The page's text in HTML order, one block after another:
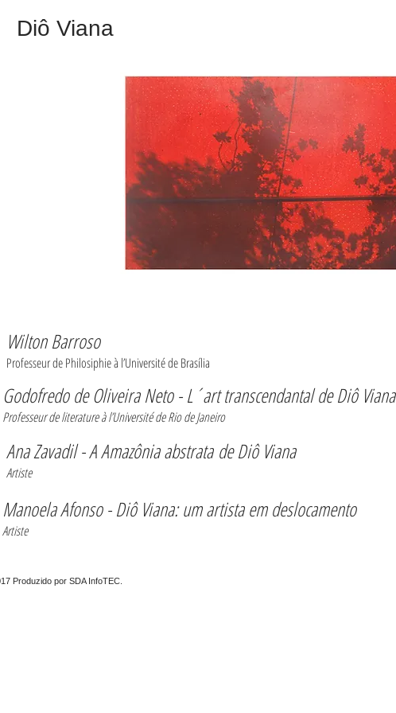
​Diô Viana
Wilton Barroso
Professeur de Philosiphie à l’Université de Brasília
Godofredo de Oliveira Neto - L´art transcendantal de Diô Viana
Professeur de literature àl’Université de Rio de Janeiro
Ana Zavadil - A Amazônia abstrata de Diô Viana
Artiste
Manoela Afonso - Diô Viana: um artista em deslocamento
Artiste
Produzido por SDA InfoTEC.